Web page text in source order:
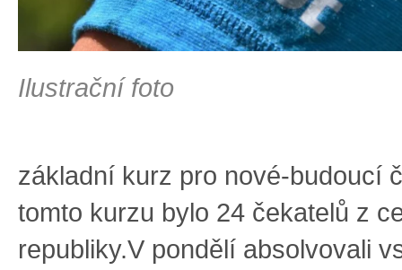
Ilustrační foto
základní kurz pro nové-budoucí
tomto kurzu bylo 24 čekatelů z
republiky.V pondělí absolvovali